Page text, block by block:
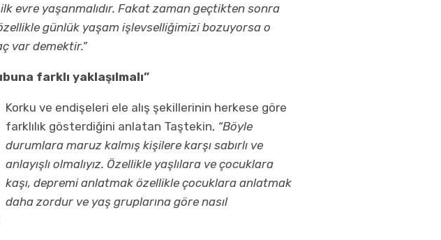
evre yaşanmalıdır. Fakat zaman geçtikten sonra
günlük yaşam işlevselliğimizi bozuyorsa o
var demektir.”
farklı yaklaşılmalı”
Korku ve endişeleri ele alış şekillerinin herkese göre
farklılık gösterdiğini anlatan Taştekin, “Böyle
durumlara maruz kalmış kişilere karşı sabırlı ve
anlayışlı olmalıyız. Özellikle yaşlılara ve çocuklara
kaşı, depremi anlatmak özellikle çocuklara anlatmak
daha zordur ve yaş gruplarına göre nasıl